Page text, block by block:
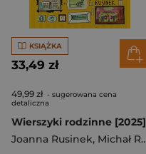
KSIĄŻKA
33,49 zł
49,99 zł - sugerowana cena
detaliczna
Wierszyki rodzinne [2025]
Joanna Rusinek, Michał Rusinek